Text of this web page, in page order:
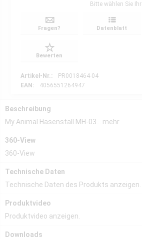
Bitte wählen Sie
Fragen? Datenblatt
Bewerten
Artikel-Nr.:
PR0018464-04
EAN:
4056551264947
Beschreibung
My Animal Hasenstall MH-03...
mehr
360-View
360-View
Technische Daten
Technische Daten des Produkts anzeigen.
Produktvideo
Produktvideo anzeigen.
Downloads